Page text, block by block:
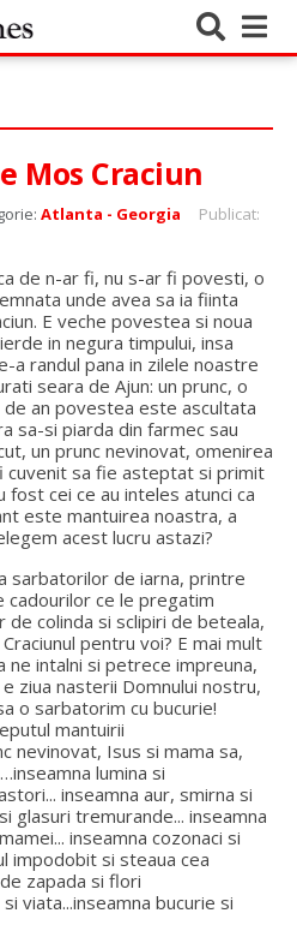
Mos Craciun
Atlanta - Georgia
Publicat:
de n-ar fi, nu s-ar fi povesti, o
unde avea sa ia fiinta
E veche povestea si noua
in negura timpului, insa
a randul pana in zilele noastre
seara de Ajun: un prunc, o
de an povestea este ascultata
sa-si piarda din farmec sau
un prunc nevinovat, omenirea
cuvenit sa fie asteptat si primit
fost cei ce au inteles atunci ca
este mantuirea noastra, a
acest lucru astazi?
sarbatorilor de iarna, printre
ce le pregatim
colinda si sclipiri de beteala,
pentru voi? E mai mult
ne intalni si petrece impreuna,
ziua nasterii Domnului nostru,
o sarbatorim cu bucurie!
mantuirii
nevinovat, Isus si mama sa,
lumina si
inseamna aur, smirna si
glasuri tremurande... inseamna
inseamna cozonaci si
impodobit si steaua cea
zapada si flori
viata...inseamna bucurie si